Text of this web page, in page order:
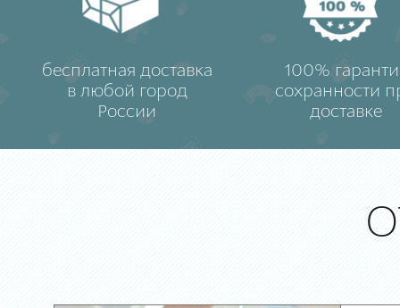
бесплатная доставка
в любой город
России
100%
сохранности
доставке